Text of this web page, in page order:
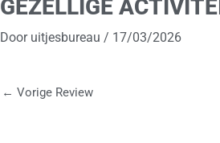
GEZELLIGE
Door uitjesbureau / 17/03/2026
← Vorige Review